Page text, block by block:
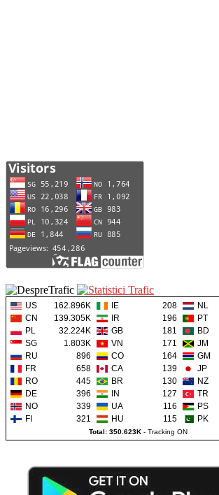
US 162.896K IE 208 NL
CN
139.305K IR 196 PT
PL
32.224K GB 181 BD
SG
1.803K VN 171 JM
RU
896 CO 164 GM
FR
658 CA 139 JP
RO
445 BR 130 NZ
DE
396 IN 127 TR
NO
339 UA 116 PS
FI
321 HU 115 PK
Total: 350.623K - Tracking ON